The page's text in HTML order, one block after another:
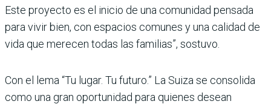
Este proyecto es el inicio de una comunidad pensada
para vivir bien, con espacios comunes y una calidad de
vida que merecen todas las familias”, sostuvo.
Con el lema “Tu lugar. Tu futuro.” La Suiza se consolida
como una gran oportunidad para quienes desean